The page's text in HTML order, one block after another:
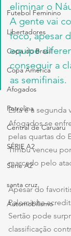
Futebol Feminino
Libertadores
Copa do Brasil
Copa América
Afogados
Petrolina
Central de Caruaru
SÉRIE A2
Série A2
santa cruz
Automobilismo
eliminar o
A gente vai
foco, apesar
equipe
conseguir a
as semifinais.
Esta é a segunda
Afogados se
pelas quartas do
Timbu venceu
marcado pelo
Apesar do
Palominha
Sertão pode
classificação